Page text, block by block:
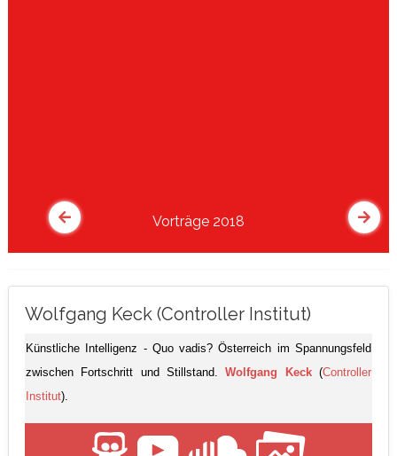
Vorträge 2018
Wolfgang Keck (Controller Institut)
Künstliche Intelligenz - Quo vadis? Österreich im Spannungsfeld
zwischen Fortschritt und Stillstand.Wolfgang Keck(Controller
Institut).